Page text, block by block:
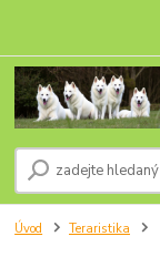
Úvod Teraristika